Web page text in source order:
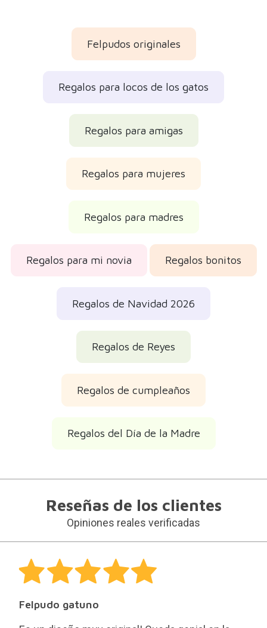
Felpudos originales
Regalos para amigas
Regalos para mujeres
Regalos bonitos
Regalos de Reyes
Regalos de cumpleaños
Opiniones reales verificadas
Es un diseño muy original! Queda genial en la